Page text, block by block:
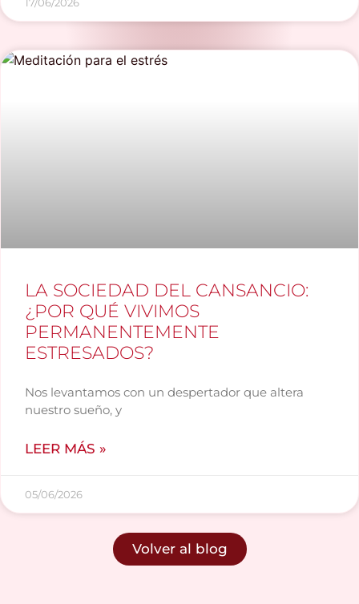
LA SOCIEDAD DEL CANSANCIO:
¿POR QUÉ VIVIMOS
PERMANENTEMENTE
ESTRESADOS?
Nos levantamos con un despertador que altera
nuestro sueño, y
LEER MÁS »
05/06/2026
Volver al blog